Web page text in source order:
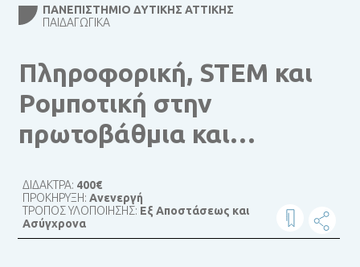
ΠΑΝΕΠΙΣΤΉΜΙΟ ΔΥΤΙΚΉΣ ΑΤΤΙΚΉΣ
ΠΑΙΔΑΓΩΓΙΚΆ
Πληροφορική, STEM και
Ρομποτική στην
πρωτοβάθμια και
εκπαίδευση
ΔΙΔΑΚΤΡΑ: 400€
ΠΡΟΚΗΡΥΞΗ:Ανενεργή
ΤΡΟΠΟΣ ΥΛΟΠΟΙΗΣΗΣ: Εξ Αποστάσεως και
Ασύγχρονα